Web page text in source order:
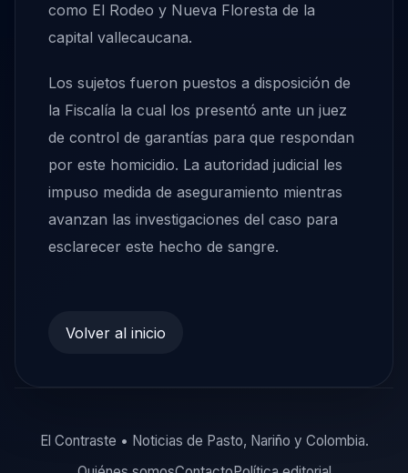
como El Rodeo y Nueva Floresta de la
capital vallecaucana.
Los sujetos fueron puestos a disposición de
la Fiscalía la cual los presentó ante un juez
de control de garantías para que respondan
por este homicidio. La autoridad judicial les
impuso medida de aseguramiento mientras
avanzan las investigaciones del caso para
esclarecer este hecho de sangre.
Volver al inicio
El Contraste • Noticias de Pasto, Nariño y Colombia.